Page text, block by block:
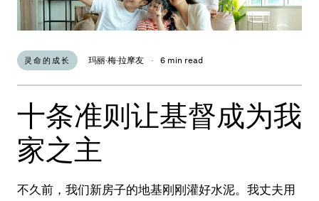
灵命的成长 玛丽·梅·拉摩友 · 6 min read
十条准则让基督成为我
家之主
不久前，我们新房子的地基刚刚灌好水泥。我丈夫用